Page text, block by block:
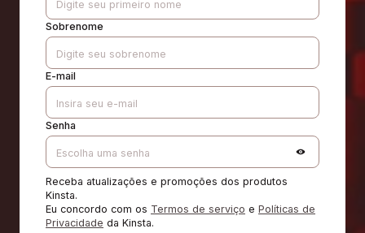
Sobrenome
E-mail
Senha
Receba atualizações e promoções dos produtos
Kinsta.
Eu concordo com os Termos de serviço e Políticas de
Privacidade da Kinsta.